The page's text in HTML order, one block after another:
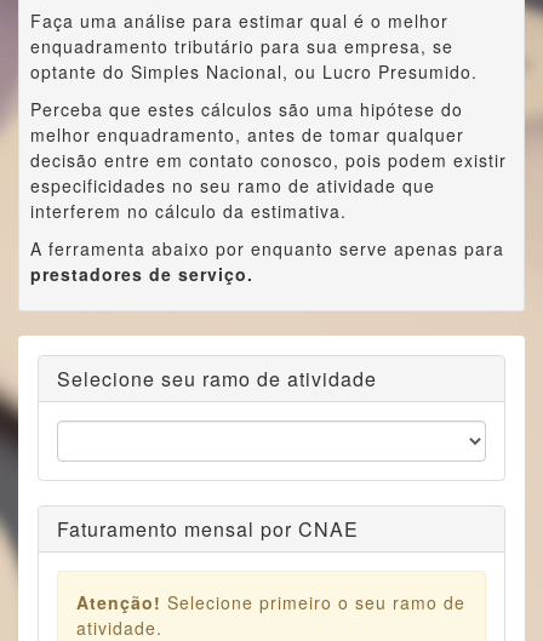
Faça uma análise para estimar qual é o melhor
enquadramento tributário para sua empresa, se
optante do Simples Nacional, ou Lucro Presumido.
Perceba que estes cálculos são uma hipótese do
melhor enquadramento, antes de tomar qualquer
decisão entre em contato conosco, pois podem existir
especificidades no seu ramo de atividade que
interferem no cálculo da estimativa.
A ferramenta abaixo por enquanto serve apenas para
prestadores de serviço.
Selecione seu ramo de atividade
Faturamento mensal por CNAE
Atenção! Selecione primeiro o seu ramo de
atividade.